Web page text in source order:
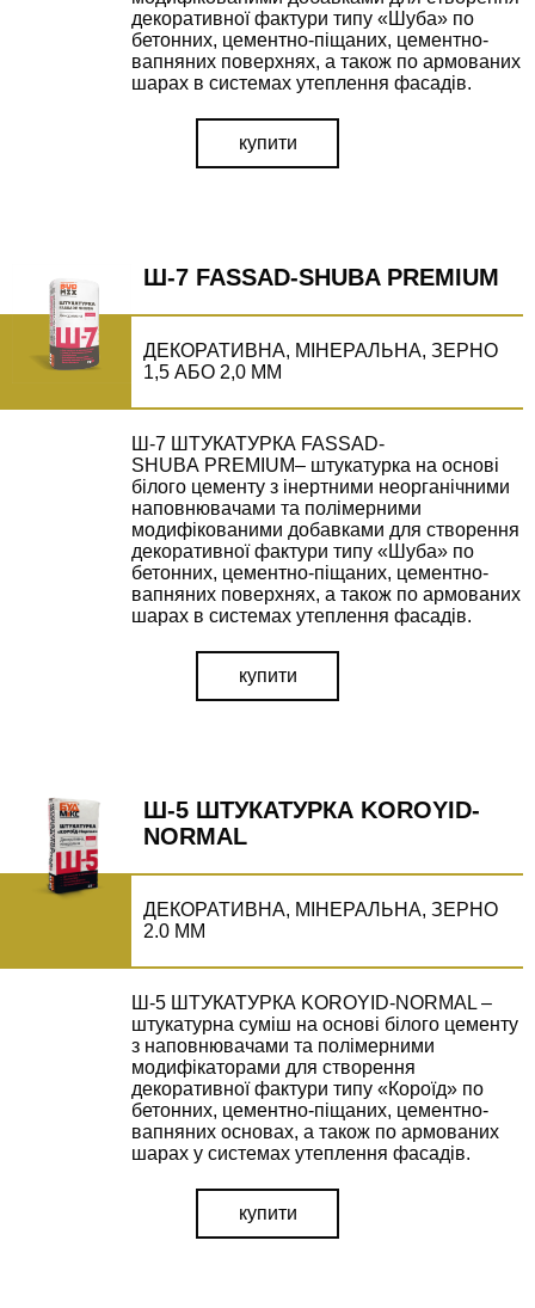
декоративної фактури типу «Шуба» по
бетонних, цементно-піщаних, цементно-
вапняних поверхнях, а також по армованих
шарах в системах утеплення фасадів.
купити
Ш-7 FASSAD-SHUBA PREMIUM
ДЕКОРАТИВНА, МІНЕРАЛЬНА, ЗЕРНО
1,5 АБО 2,0 ММ
Ш-7 ШТУКАТУРКА FASSAD-
SHUBA PREMIUM– штукатурка на основі
білого цементу з інертними неорганічними
наповнювачами та полімерними
модифікованими добавками для створення
декоративної фактури типу «Шуба» по
бетонних, цементно-піщаних, цементно-
вапняних поверхнях, а також по армованих
шарах в системах утеплення фасадів.
купити
Ш-5 ШТУКАТУРКА KOROYID-
NORMAL
ДЕКОРАТИВНА, МІНЕРАЛЬНА, ЗЕРНО
2.0 ММ
Ш-5 ШТУКАТУРКА KOROYID-NORMAL –
штукатурна суміш на основі білого цементу
з наповнювачами та полімерними
модифікаторами для створення
декоративної фактури типу «Короїд» по
бетонних, цементно-піщаних, цементно-
вапняних основах, а також по армованих
шарах у системах утеплення фасадів.
купити